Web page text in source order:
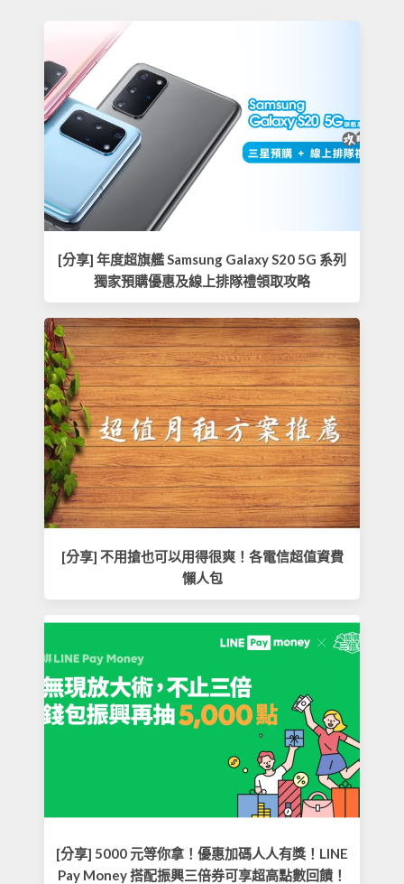
[分享] 年度超旗艦 Samsung Galaxy S20 5G 系列
獨家預購優惠及線上排隊禮領取攻略
[分享] 不用搶也可以用得很爽！各電信超值資費
懶人包
[分享] 5000 元等你拿！優惠加碼人人有獎！LINE
Pay Money 搭配振興三倍券可享超高點數回饋！